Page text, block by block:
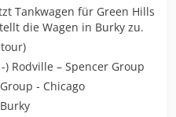
Tankwagen für Green Hills
die Wagen in Burky zu.
) Rodville – Spencer Group
- Chicago